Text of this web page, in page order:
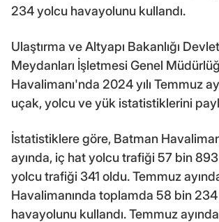
234 yolcu havayolunu kullandı.
Ulaştırma ve Altyapı Bakanlığı
Meydanları İşletmesi Genel
Havalimanı'nda 2024 yılı Temmuz
uçak, yolcu ve yük istatistiklerini
İstatistiklere göre, Batman
ayında, iç hat yolcu trafiği 57 bin 893
yolcu trafiği 341 oldu. Temmuz
Havalimanında toplamda 58 bin
havayolunu kullandı. Temmuz